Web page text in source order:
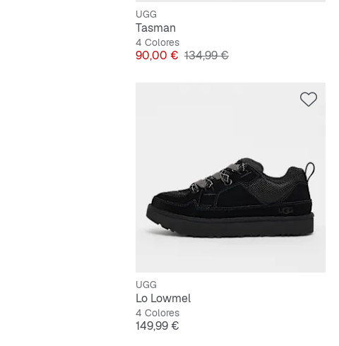
UGG
Tasman
4 Colores
Precio
90,00 € Precio original
134,99 €
UGG
Lo Lowmel
4 Colores
Precio
149,99 €